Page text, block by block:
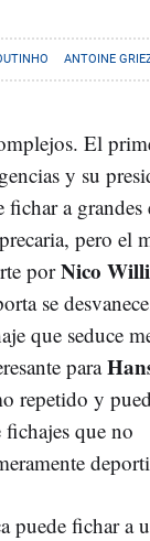
ANTOINE
El
y su
fichar a grandes
pero el
porNico
se
que seduce
para
repetido y
fichajes que no
puede fichar a